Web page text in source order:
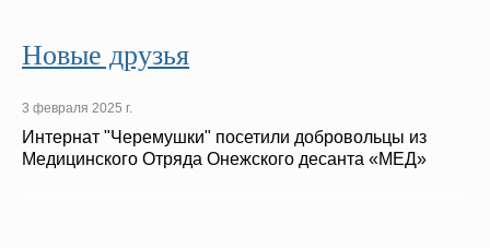
Новые друзья
3 февраля 2025 г.
Интернат "Черемушки" посетили добровольцы из
Медицинского Отряда Онежского десанта «МЕД»